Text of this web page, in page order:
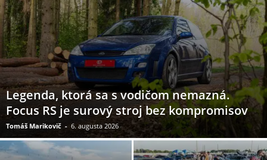
Legenda, ktorá sa s vodičom nemazná.
Focus RS je surový stroj bez kompromisov
Tomáš Marikovič - 6. augusta 2026